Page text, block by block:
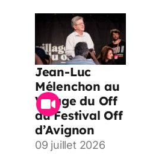
Jean-Luc
Mélenchon au
Village du Off
du Festival Off
d’Avignon
09 juillet 2026